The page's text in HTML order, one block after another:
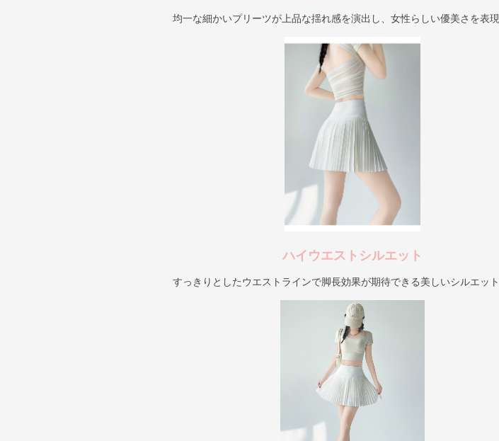
均一な細かいプリーツが上品な揺れ感を演出し、女性らしい優美さを表現
ハイウエストシルエット
すっきりとしたウエストラインで脚長効果が期待できる美しいシルエット